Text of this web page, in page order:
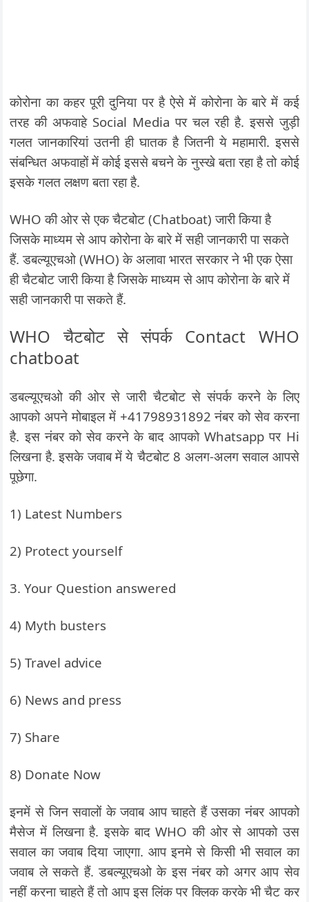
कोरोना का कहर पूरी दुनिया पर है ऐसे में कोरोना के बारे में कई
तरह की अफवाहे Social Media पर चल रही है. इससे जुड़ी
गलत जानकारियां उतनी ही घातक है जितनी ये महामारी. इससे
संबन्धित अफवाहों में कोई इससे बचने के नुस्खे बता रहा है तो कोई
इसके गलत लक्षण बता रहा है.
WHO की ओर से एक चैटबोट (Chatboat) जारी किया है
जिसके माध्यम से आप कोरोना के बारे में सही जानकारी पा सकते
हैं. डबल्यूएचओ (WHO) के अलावा भारत सरकार ने भी एक ऐसा
ही चैटबोट जारी किया है जिसके माध्यम से आप कोरोना के बारे में
सही जानकारी पा सकते हैं.
WHO चैटबोट से संपर्क Contact WHO
chatboat
डबल्यूएचओ की ओर से जारी चैटबोट से संपर्क करने के लिए
आपको अपने मोबाइल में +41798931892 नंबर को सेव करना
है. इस नंबर को सेव करने के बाद आपको Whatsapp पर Hi
लिखना है. इसके जवाब में ये चैटबोट 8 अलग-अलग सवाल आपसे
पूछेगा.
1) Latest Numbers
2) Protect yourself
3. Your Question answered
4) Myth busters
5) Travel advice
6) News and press
7) Share
8) Donate Now
इनमें से जिन सवालों के जवाब आप चाहते हैं उसका नंबर आपको
मैसेज में लिखना है. इसके बाद WHO की ओर से आपको उस
सवाल का जवाब दिया जाएगा. आप इनमे से किसी भी सवाल का
जवाब ले सकते हैं. डबल्यूएचओ के इस नंबर को अगर आप सेव
नहीं करना चाहते हैं तो आप इस लिंक पर क्लिक करके भी चैट कर